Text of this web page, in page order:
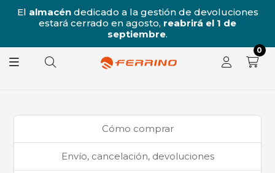
El almacéndedicado a la gestión de devoluciones
estará cerrado en agosto, reabrirá el 1 de
septiembre.
0
Cómo comprar
Envío, cancelación, devoluciones